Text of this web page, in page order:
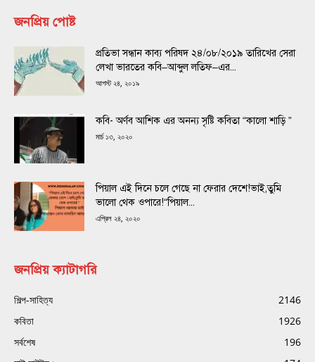
জনপ্রিয় পোষ্ট
প্রতিভা সন্ধান কাব্য পরিষদ ২৪/০৮/২০১৯ তারিখের সেরা
লেখা ভারতের কবি–আব্দুল লতিফ–এর...
আগস্ট ২৪, ২০১৯
কবি- অর্ণব আশিক এর অনন্য সৃষ্টি কবিতা “কালো শাড়ি ”
মার্চ ১৩, ২০২০
পিয়াল এই দিনে চলে গেছে না ফেরার দেশে!ভাই,তুমি
ভালো থেক ওপারে!“পিয়াল...
এপ্রিল ২৪, ২০২০
জনপ্রিয় ক্যাটাগরি
শিল্প-সাহিত্য
2146
কবিতা
1926
সর্বশেষ
196